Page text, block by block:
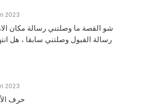
2023
شو القصة ما وصلتني رسالة مكان
رسالة القبول وصلتني سابقا ، هل
2023
حرف